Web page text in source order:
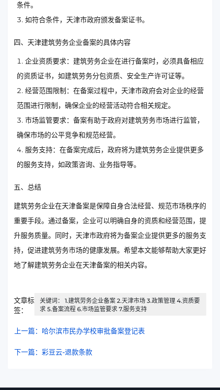
条件。
如符合条件，天津市政府颁发备案证书。
四、天津建筑劳务企业备案的具体内容
企业资质要求：建筑劳务企业在进行备案时，必须具备相应
的资质证书，如建筑劳务分包资质、安全生产许可证等。
经营范围限制：在备案过程中，天津市政府会对企业的经营
范围进行限制，确保企业的经营活动符合相关规定。
市场监管要求：备案有助于政府对建筑劳务市场进行监管，
确保市场的公平竞争和规范经营。
服务支持：在备案完成后，政府将为建筑劳务企业提供更多
的服务支持，如政策咨询、业务指导等。
五、总结
建筑劳务企业在天津备案是保障自身合法经营、规范市场秩序的
重要手段。通过备案，企业可以明确自身的资质和经营范围，提
升服务质量。同时，天津市政府将为备案企业提供更多的服务支
持，促进建筑劳务市场的健康发展。希望本文能够帮助大家更好
地了解建筑劳务企业在天津备案的相关内容。
文章标
签：
关键词： 1.建筑劳务企业备案 2.天津市场 3.政策管理 4.资质要
求 5.备案流程 6.市场监管要求 7.服务支持
上一篇：哈尔滨市民办学校审批备案登记表
下一篇：彩豆云-退款条款